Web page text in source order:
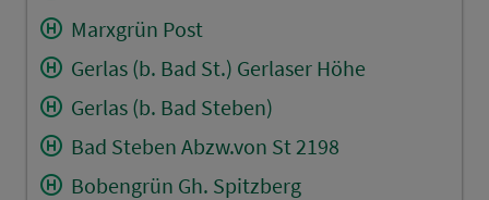
Marxgrün Post
Gerlas (b. Bad St.) Gerlaser Höhe
Gerlas (b. Bad Steben)
Bad Steben Abzw.von St 2198
Bobengrün Gh. Spitzberg